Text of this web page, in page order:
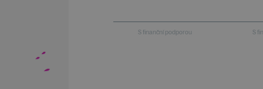
S finanční podporou S